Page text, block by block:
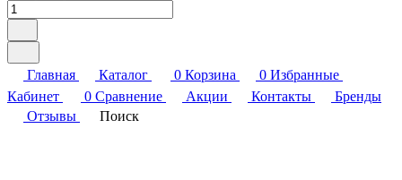
Главная Каталог 0 Корзина 0 Избранные
Кабинет
0 Сравнение Акции Контакты
Бренды
Отзывы
Поиск